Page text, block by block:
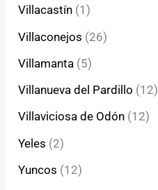
Villacastín (1)
Villaconejos (26)
Villamanta (5)
Villanueva del Pardillo (12)
Villaviciosa de Odón (12)
Yeles (2)
Yuncos (12)